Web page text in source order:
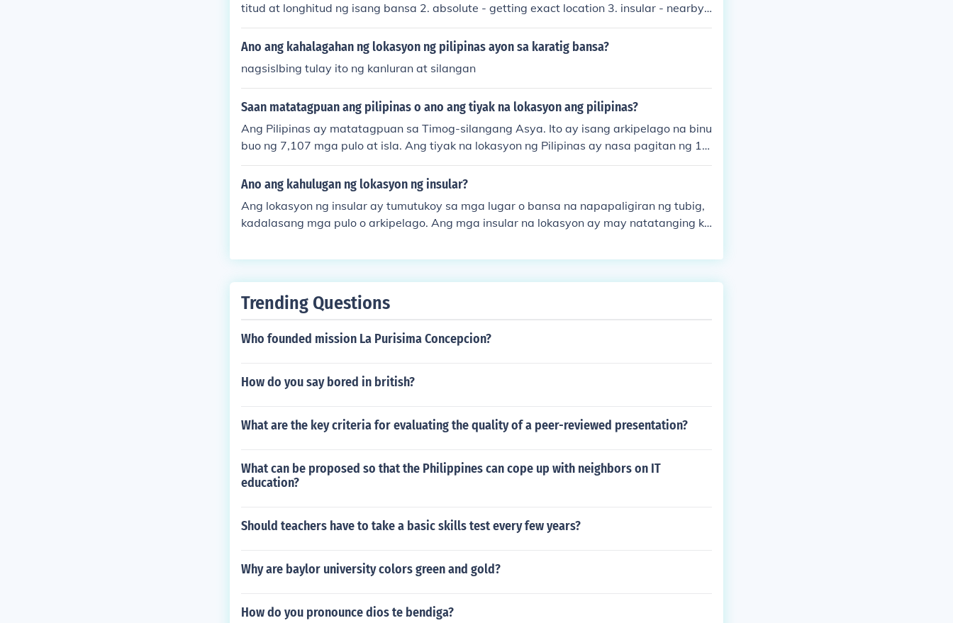
titud at longhitud ng isang bansa 2. absolute - getting exact location 3. insular - nearby
water
Ano ang kahalagahan ng lokasyon ng pilipinas ayon sa karatig bansa?
nagsislbing tulay ito ng kanluran at silangan
Saan matatagpuan ang pilipinas o ano ang tiyak na lokasyon ang pilipinas?
Ang Pilipinas ay matatagpuan sa Timog-silangang Asya. Ito ay isang arkipelago na binu
buo ng 7,107 mga pulo at isla. Ang tiyak na lokasyon ng Pilipinas ay nasa pagitan ng 11
6.8929° Silangang Longhitud at 11.9283° Hilagang Latitud.
Ano ang kahulugan ng lokasyon ng insular?
Ang lokasyon ng insular ay tumutukoy sa mga lugar o bansa na napapaligiran ng tubig,
kadalasang mga pulo o arkipelago. Ang mga insular na lokasyon ay may natatanging ka
ga ganitong lokasyon ay may limitadong lupaing pang-agrikultura at maaaring umasa s
Trending Questions
Who founded mission La Purisima Concepcion?
How do you say bored in british?
What are the key criteria for evaluating the quality of a peer-reviewed presentation?
What can be proposed so that the Philippines can cope up with neighbors on IT
education?
Should teachers have to take a basic skills test every few years?
Why are baylor university colors green and gold?
How do you pronounce dios te bendiga?